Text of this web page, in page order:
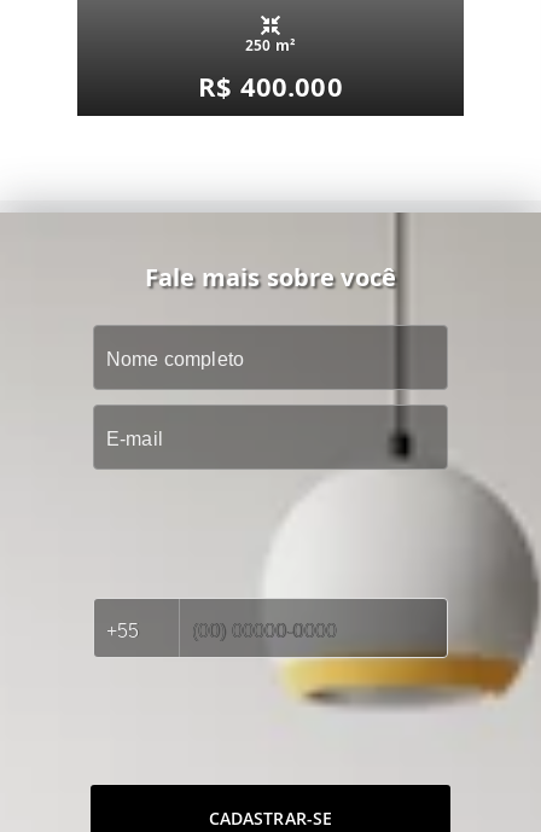
250 m²
R$ 400.000
Fale mais sobre você
CADASTRAR-SE